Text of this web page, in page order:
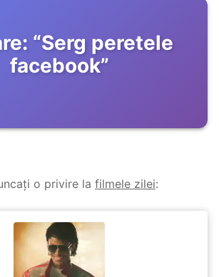
“Serg peretele
facebook”
o privire la filmele zilei: